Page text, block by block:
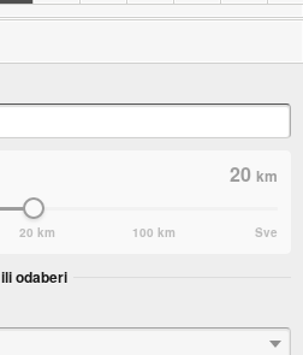
20km
20 km 100 km Sve
ili odaberi